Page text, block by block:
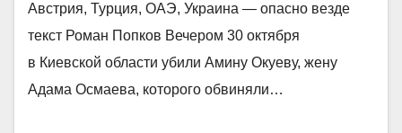
Австрия, Турция, ОАЭ, Украина — опасно везде
текст Роман Попков Вечером 30 октября
в Киевской области убили Амину Окуеву, жену
Адама Осмаева, которого обвиняли…